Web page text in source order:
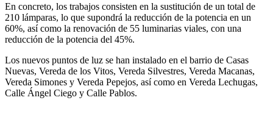
En concreto, los trabajos consisten en la sustitución de un total de
210 lámparas, lo que supondrá la reducción de la potencia en un
60%, así como la renovación de 55 luminarias viales, con una
reducción de la potencia del 45%.
Los nuevos puntos de luz se han instalado en el barrio de Casas
Nuevas, Vereda de los Vitos, Vereda Silvestres, Vereda Macanas,
Vereda Simones y Vereda Pepejos, así como en Vereda Lechugas,
Calle Ángel Ciego y Calle Pablos.